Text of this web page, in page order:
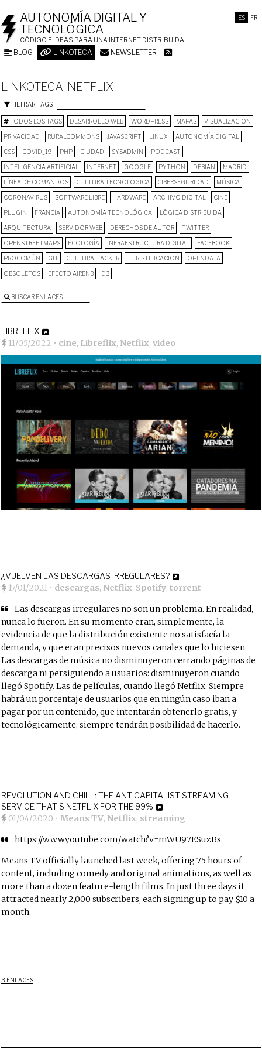
ES FR
AUTONOMÍA DIGITAL Y
TECNOLÓGICA
CÓDIGO E IDEAS PARA UNA INTERNET DISTRIBUIDA
BLOG LINKOTECA NEWSLETTER
LINKOTECA. NETFLIX
FILTRAR TAGS
TODOS LOS TAGS DESARROLLO WEB WORDPRESS MAPAS VISUALIZACIÓN
PRIVACIDAD RURALCOMMONS JAVASCRIPT LINUX AUTONOMÍA DIGITAL
CSS COVID_19 PHP CIUDAD SYSADMIN PODCAST
INTELIGENCIA ARTIFICIAL INTERNET GOOGLE PYTHON DEBIAN MADRID
LÍNEA DE COMANDOS CULTURA TECNOLÓGICA CIBERSEGURIDAD MÚSICA
CORONAVIRUS SOFTWARE LIBRE HARDWARE ARCHIVO DIGITAL CINE
PLUGIN FRANCIA AUTONOMÍA TECNOLÓGICA LÓGICA DISTRIBUIDA
ARQUITECTURA SERVIDOR WEB DERECHOS DE AUTOR TWITTER
OPENSTREETMAPS ECOLOGÍA INFRAESTRUCTURA DIGITAL FACEBOOK
PROCOMÚN GIT CULTURA HACKER TURISTIFICACIÓN OPENDATA
OBSOLETOS EFECTO AIRBNB D3
BUSCAR ENLACES
LIBREFLIX
11/05/2022 • cine, Libreflix, Netflix,video
¿VUELVEN LAS DESCARGAS IRREGULARES?
17/01/2021 • descargas, Netflix, Spotify,torrent
Las descargas irregulares no son un problema. En realidad,
nunca lo fueron. En su momento eran, simplemente, la
evidencia de que la distribución existente no satisfacía la
demanda, y que eran precisos nuevos canales que lo hiciesen.
Las descargas de música no disminuyeron cerrando páginas de
descarga ni persiguiendo a usuarios: disminuyeron cuando
llegó Spotify. Las de películas, cuando llegó Netflix. Siempre
habrá un porcentaje de usuarios que en ningún caso iban a
pagar por un contenido, que intentarán obtenerlo gratis, y
tecnológicamente, siempre tendrán posibilidad de hacerlo.
REVOLUTION AND CHILL: THE ANTICAPITALIST STREAMING
SERVICE THAT’S NETFLIX FOR THE 99%
01/04/2020 •Means TV, Netflix, streaming
https://www.youtube.com/watch?v=mWU97ESuzBs
Means TV officially launched last week, offering 75 hours of
content, including comedy and original animations, as well as
more than a dozen feature-length films. In just three days it
attracted nearly 2,000 subscribers, each signing up to pay $10 a
month.
3 ENLACES